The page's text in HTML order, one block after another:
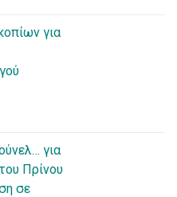
για
για
Πρίνου
σε